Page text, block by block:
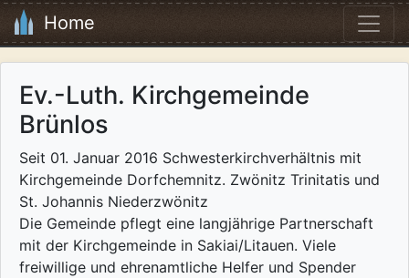
Home
Ev.-Luth. Kirchgemeinde
Brünlos
Seit 01. Januar 2016 Schwesterkirchverhältnis mit
Kirchgemeinde Dorfchemnitz. Zwönitz Trinitatis und
St. Johannis Niederzwönitz
Die Gemeinde pflegt eine langjährige Partnerschaft
mit der Kirchgemeinde in Sakiai/Litauen. Viele
freiwillige und ehrenamtliche Helfer und Spender